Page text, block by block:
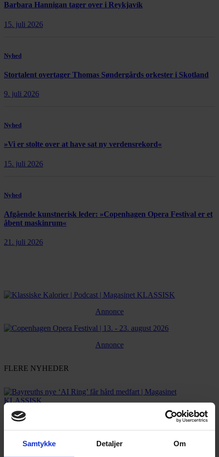
Samtykke Detaljer Om
Barbara Hannigan tager over i Reykjavík
15. juli 2026
Nyhed
Stortalent overtager Thomas Søndergårds orkester i Skotland
9. juli 2026
Nyhed
»Vi er stolte over at have sat ny verdensrekord«
15. juli 2026
Nyhed
Afgående kunstnerisk leder: »Copenhagen Opera Festival er et
åbent maskinrum«
21. juli 2026
Annonce
Annonce
FLERE NYHEDER